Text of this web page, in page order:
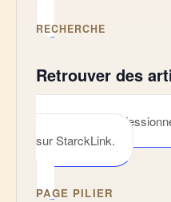
RECHERCHE
Retrouver des
Accédez aux
sur StarckLink.
PAGE PILIER